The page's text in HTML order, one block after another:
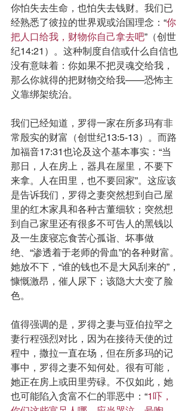
你怕失去生命，也怕失去钱财。我们已
经熟悉了彼拉的世界观或治国理念：“你
把人口给我，财物你自己拿去吧”（创世
纪14:21）。这种制度自信或什么自信也
没有意味着：你如果不把灵魂交给我，
那么你就得的把财物交给我——恐怖主
义靠绑架统治。
我们已经知道，罗得一家在所多玛有非
常殷实的财富（创世纪13:5-13）。而路
加福音17:31也论及这个基本事实：“当
那日，人在房上，器具在屋里，不要下
来拿。人在田里，也不要回家”。这应该
是告诉我们，罗得之妻突然想到自己屋
里的红木家具和各种古董细软；突然想
到自己家里还有很多不可告人的黑钱以
及一生废寝忘食苦心孤诣、坏事做
绝、“渗透着于老师的骨血”的各种财富。
她放不下，“谁的钱也不是大风刮来的”，
慷慨激昂，催人尿下；该隐大大变了脸
色。
值得强调的是，罗得之妻与亚伯拉罕之
妻行程强烈对比，因为在接待天使的过
程中，撒拉一直在场，但在所多玛的记
事中，罗得之妻不知何处。很有可能，
她正在房上或田里劳碌。不仅如此，她
也可能陷入贪富不仁的罪恶中：“1吓，